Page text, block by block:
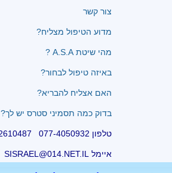
צור קשר
מדוע הטיפול מצליח?
מהי שיטת A.S.A ?
באיזה טיפול לבחור?
האם אצליח להבריא?
בדוק כמה תסמיני סטרס יש לך?
טלפון 077-4050932 0522610487
איימל SISRAEL@014.NET.IL